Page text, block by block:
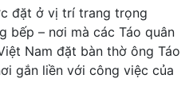
đặt ở vị trí trang trọng
bếp – nơi mà các Táo quân
Nam đặt bàn thờ ông Táo
gắn liền với công việc của